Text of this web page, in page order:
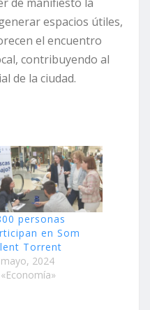
espacios útiles,
el encuentro
contribuyendo al
de la ciudad.
personas
en Som
Torrent
2024
«Economía»